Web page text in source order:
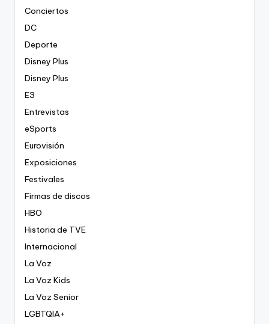
Conciertos
DC
Deporte
Disney Plus
Disney Plus
E3
Entrevistas
eSports
Eurovisión
Exposiciones
Festivales
Firmas de discos
HBO
Historia de TVE
Internacional
La Voz
La Voz Kids
La Voz Senior
LGBTQIA+